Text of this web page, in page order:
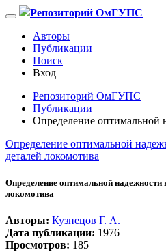
Репозиторий ОмГУПС
Авторы
Публикации
Поиск
Вход
Репозиторий ОмГУПС
Публикации
Определение оптимальной
Определение оптимальной
деталей локомотива
Определение оптимальной
локомотива
Авторы: Кузнецов Г. А.
Дата публикации: 1976
Просмотров: 185